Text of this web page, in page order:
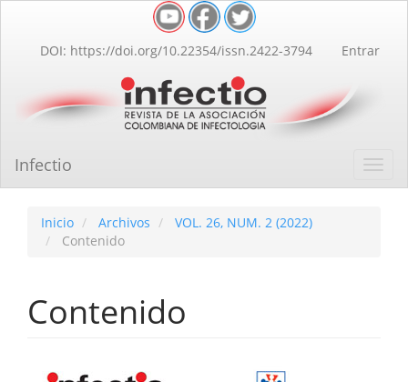
Contenido
principal
lateral
DOI: https://doi.org/10.22354/issn.2422-3794 Entrar
Infectio
Inicio Archivos
VOL. 26, NUM. 2 (2022)
Contenido
Contenido
Barra